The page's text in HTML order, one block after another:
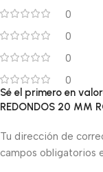
0
0
0
0
Sé el primero en
REDONDOS 20 MM
Tu dirección de
campos obligatorios